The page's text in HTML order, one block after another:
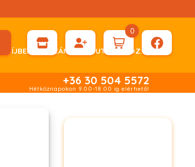
DÍJBEKÉRŐ SZÁMLÁT ÁTUTALÁSHOZ.
0
+36 30 504 5572
Hétköznapokon 9.00-18.00 ig elérhető!